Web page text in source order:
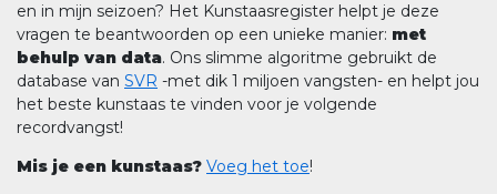
en in mijn seizoen? Het Kunstaasregister helpt je deze
vragen te beantwoorden op een unieke manier: met
behulp van data. Ons slimme algoritme gebruikt de
database van SVR -met dik 1 miljoen vangsten- en helpt jou
het beste kunstaas te vinden voor je volgende
recordvangst!
Mis je een kunstaas? Voeg het toe!